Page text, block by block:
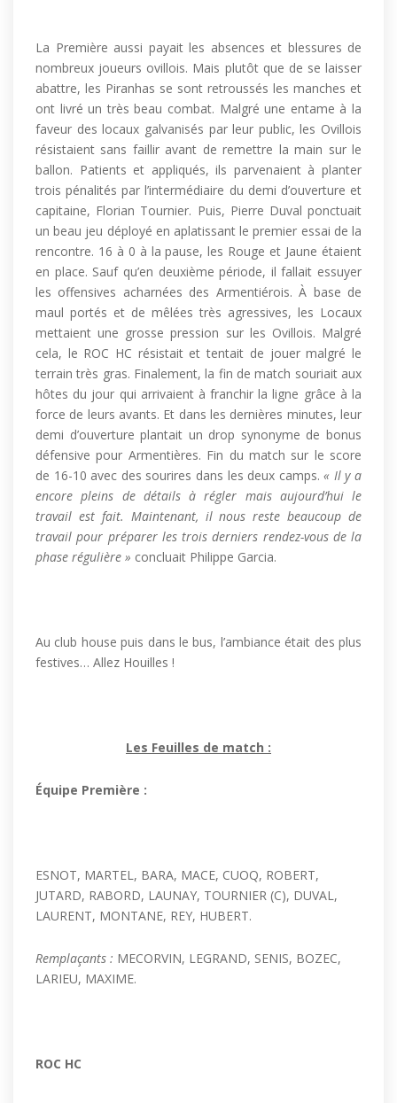
La Première aussi payait les absences et blessures de
nombreux joueurs ovillois. Mais plutôt que de se laisser
abattre, les Piranhas se sont retroussés les manches et
ont livré un très beau combat. Malgré une entame à la
faveur des locaux galvanisés par leur public, les Ovillois
résistaient sans faillir avant de remettre la main sur le
ballon. Patients et appliqués, ils parvenaient à planter
trois pénalités par l’intermédiaire du demi d’ouverture et
capitaine, Florian Tournier. Puis, Pierre Duval ponctuait
un beau jeu déployé en aplatissant le premier essai de la
rencontre. 16 à 0 à la pause, les Rouge et Jaune étaient
en place. Sauf qu’en deuxième période, il fallait essuyer
les offensives acharnées des Armentiérois. À base de
maul portés et de mêlées très agressives, les Locaux
mettaient une grosse pression sur les Ovillois. Malgré
cela, le ROC HC résistait et tentait de jouer malgré le
terrain très gras. Finalement, la fin de match souriait aux
hôtes du jour qui arrivaient à franchir la ligne grâce à la
force de leurs avants. Et dans les dernières minutes, leur
demi d’ouverture plantait un drop synonyme de bonus
défensive pour Armentières. Fin du match sur le score
de 16-10 avec des sourires dans les deux camps.« Il y a
encore pleins de détails à régler mais aujourd’hui le
travail est fait. Maintenant, il nous reste beaucoup de
travail pour préparer les trois derniers rendez-vous de la
phase régulière » concluait Philippe Garcia.
Au club house puis dans le bus, l’ambiance était des plus
festives… Allez Houilles !
Les Feuilles de match :
Équipe Première :
ESNOT, MARTEL, BARA, MACE, CUOQ, ROBERT,
JUTARD, RABORD, LAUNAY, TOURNIER (C), DUVAL,
LAURENT, MONTANE, REY, HUBERT.
Remplaçants : MECORVIN, LEGRAND, SENIS, BOZEC,
LARIEU, MAXIME.
ROC HC